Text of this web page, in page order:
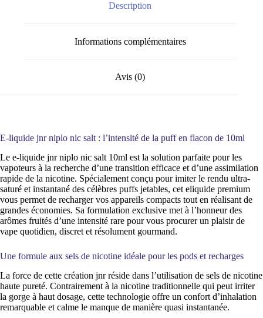
Description
Informations complémentaires
Avis (0)
E-liquide jnr niplo nic salt : l’intensité de la puff en flacon de 10ml
Le e-liquide jnr niplo nic salt 10ml est la solution parfaite pour les
vapoteurs à la recherche d’une transition efficace et d’une assimilation
rapide de la nicotine. Spécialement conçu pour imiter le rendu ultra-
saturé et instantané des célèbres puffs jetables, cet eliquide premium
vous permet de recharger vos appareils compacts tout en réalisant de
grandes économies. Sa formulation exclusive met à l’honneur des
arômes fruités d’une intensité rare pour vous procurer un plaisir de
vape quotidien, discret et résolument gourmand.
Une formule aux sels de nicotine idéale pour les pods et recharges
La force de cette création jnr réside dans l’utilisation de sels de nicotine
haute pureté. Contrairement à la nicotine traditionnelle qui peut irriter
la gorge à haut dosage, cette technologie offre un confort d’inhalation
remarquable et calme le manque de manière quasi instantanée.